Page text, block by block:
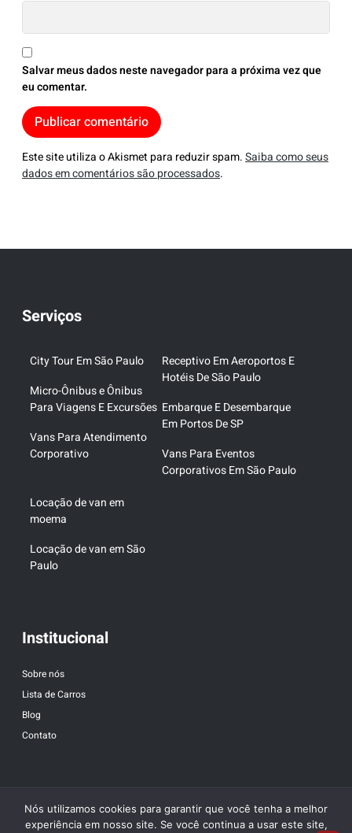
Salvar meus dados neste navegador para a próxima vez que
eu comentar.
Este site utiliza o Akismet para reduzir spam.Saiba como seus
dados em comentários são processados.
Serviços
City Tour Em São Paulo
Micro-Ônibus e Ônibus
Para Viagens E Excursões
Vans Para Atendimento
Corporativo
Receptivo Em Aeroportos E
Hotéis De São Paulo
Embarque E Desembarque
Em Portos De SP
Vans Para Eventos
Corporativos Em São Paulo
Locação de van em
moema
Locação de van em São
Paulo
Institucional
Sobre nós
Lista de Carros
Blog
Contato
Nós utilizamos cookies para garantir que você tenha a melhor
experiência em nosso site. Se você continua a usar este site,